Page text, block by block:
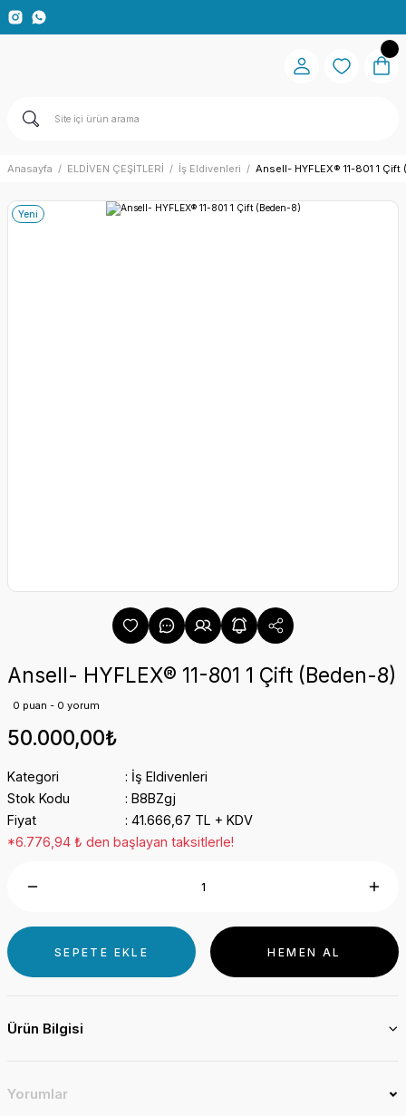
Anasayfa ELDİVEN ÇEŞİTLERİ İş Eldivenleri Ansell- HYFLEX® 11-801 1
Yeni
Ansell- HYFLEX® 11-801 1 Çift (Beden-8)
0 puan - 0 yorum
50.000,00₺
Kategori
İş Eldivenleri
Stok Kodu
B8BZgj
Fiyat
41.666,67 TL + KDV
*6.776,94 ₺ den başlayan taksitlerle!
SEPETE EKLE HEMEN AL
Ürün Bilgisi
Yorumlar